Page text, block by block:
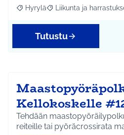
Rajaa tulokset aihepiirin mukaan:
Hyrylä Rajaa tulokset teeman
Liikunta ja
Tutustu
Kellokoskelle
Tehdään